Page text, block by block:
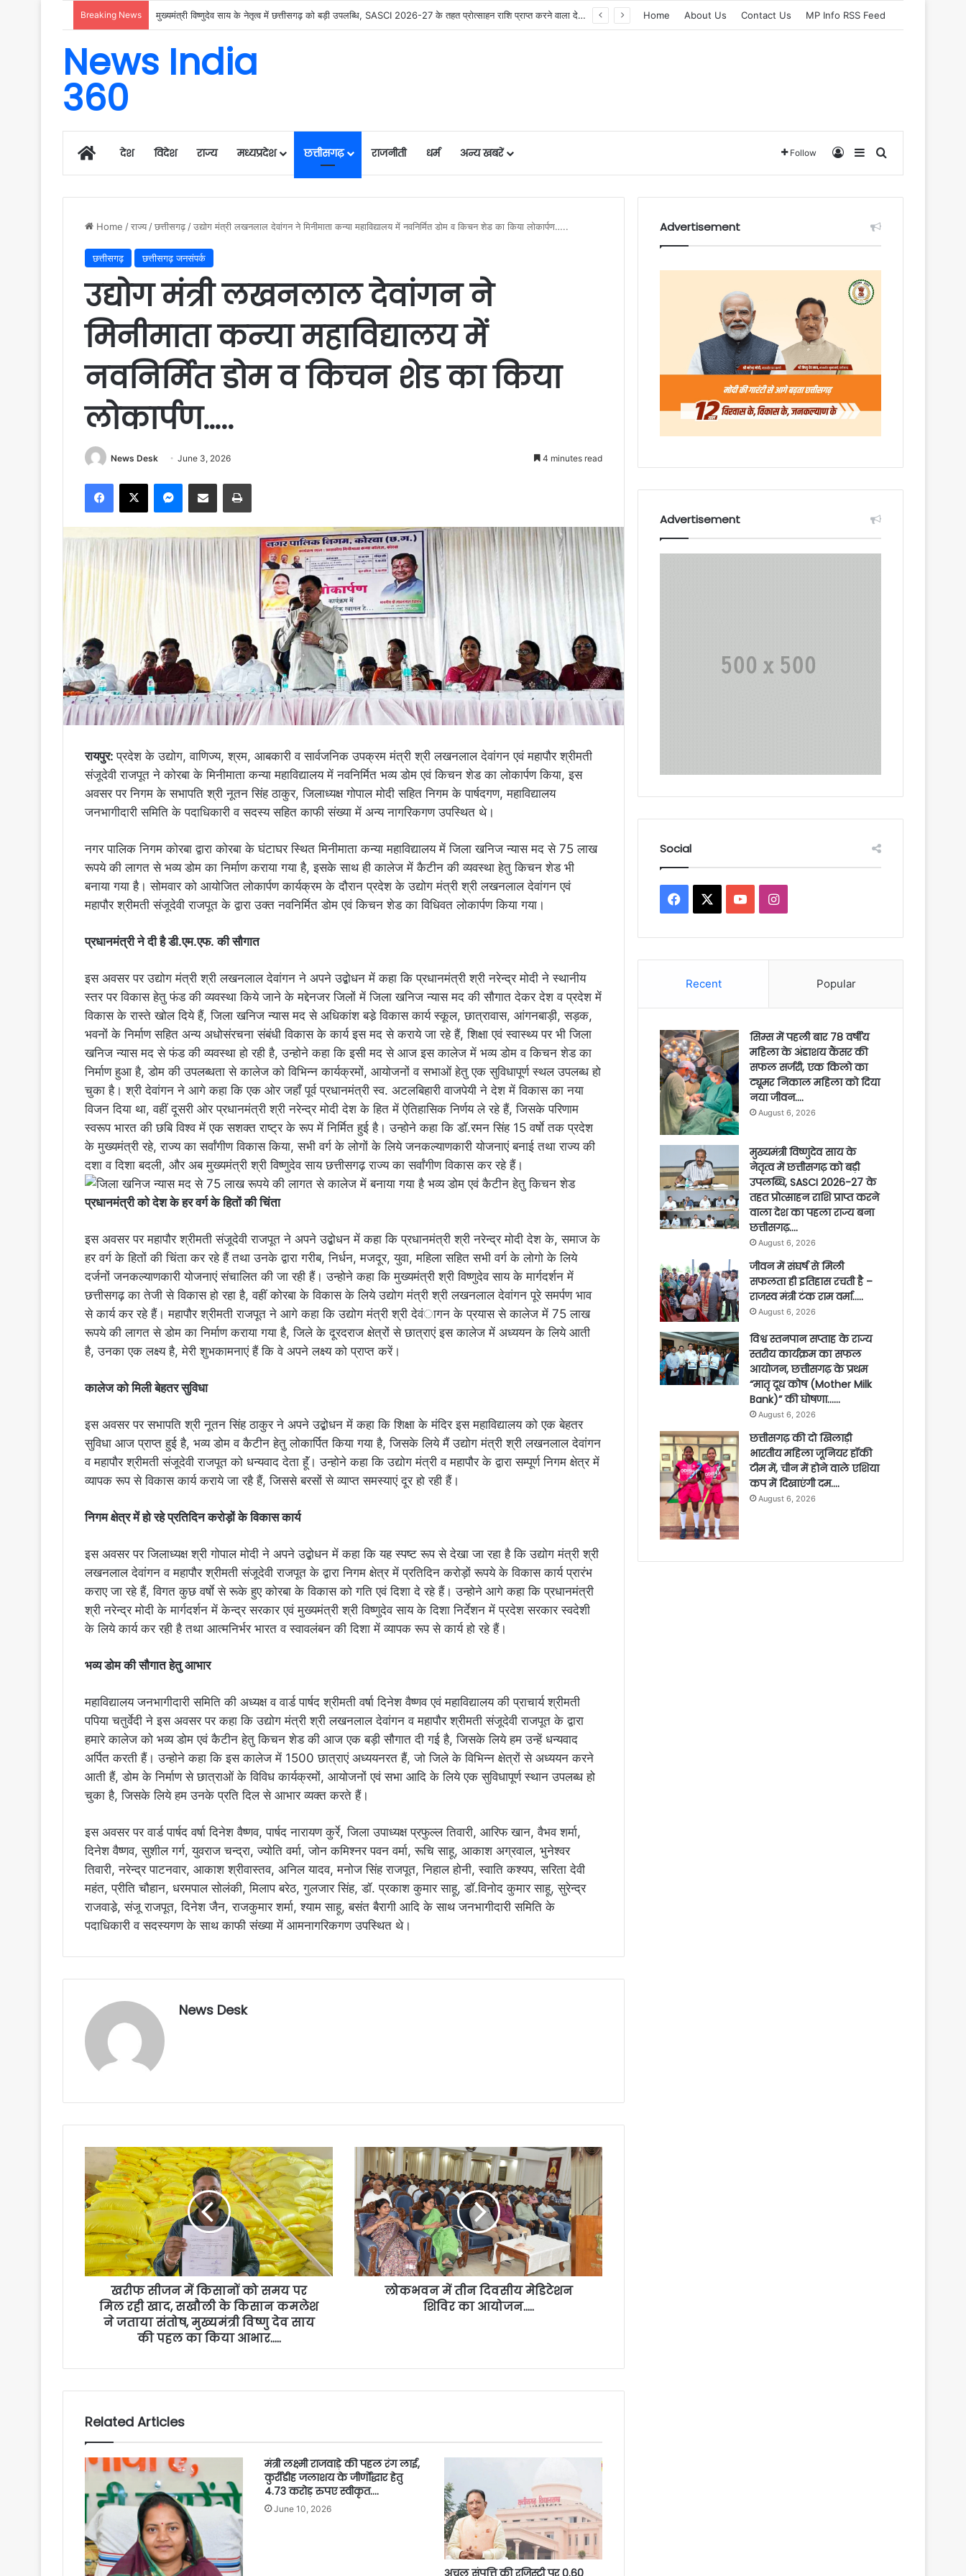
Breaking News मुख्यमंत्री विष्णुदेव साय के नेतृत्व में छत्तीसगढ़ को बड़ी उपलब्धि, SASCI 2026-27 के तहत प्रोत्साहन राशि प्राप्त करने वाला देश का पहला राज्य बना छत्तीसगढ़…. Home About Us Contact Us MP Info RSS Feed
News India
360
Homeदेश विदेश राज्य मध्यप्रदेश छत्तीसगढ़ राजनीती धर्म अन्य खबरें Follow Log InSidebarSearch for
Home /राज्य /छत्तीसगढ़ /उद्योग मंत्री लखनलाल देवांगन ने मिनीमाता कन्या महाविद्यालय में नवनिर्मित डोम व किचन शेड का किया लोकार्पण…..
छत्तीसगढ़ छत्तीसगढ़ जनसंपर्क
उद्योग मंत्री लखनलाल देवांगन ने
मिनीमाता कन्या महाविद्यालय में
नवनिर्मित डोम व किचन शेड का किया
लोकार्पण…..
News Desk June 3, 2026 4 minutes read
Facebook
X Messenger
Share via Email Print
रायपुर:प्रदेश के उद्योग, वाणिज्य, श्रम, आबकारी व सार्वजनिक उपक्रम मंत्री श्री लखनलाल देवांगन एवं महापौर श्रीमती
संजूदेवी राजपूत ने कोरबा के मिनीमाता कन्या महाविद्यालय में नवनिर्मित भव्य डोम एवं किचन शेड का लोकार्पण किया, इस
अवसर पर निगम के सभापति श्री नूतन सिंह ठाकुर, जिलाध्यक्ष गोपाल मोदी सहित निगम के पार्षदगण, महाविद्यालय
जनभागीदारी समिति के पदाधिकारी व सदस्य सहित काफी संख्या में अन्य नागरिकगण उपस्थित थे।
नगर पालिक निगम कोरबा द्वारा कोरबा के घंटाघर स्थित मिनीमाता कन्या महाविद्यालय में जिला खनिज न्यास मद से 75 लाख
रूपये की लागत से भव्य डोम का निर्माण कराया गया है, इसके साथ ही कालेज में कैटीन की व्यवस्था हेतु किचन शेड भी
बनाया गया है। सोमवार को आयोजित लोकार्पण कार्यक्रम के दौरान प्रदेश के उद्योग मंत्री श्री लखनलाल देवांगन एवं
महापौर श्रीमती संजूदेवी राजपूत के द्वारा उक्त नवनिर्मित डोम एवं किचन शेड का विधिवत लोकार्पण किया गया।
प्रधानमंत्री ने दी है डी.एम.एफ. की सौगात
इस अवसर पर उद्योग मंत्री श्री लखनलाल देवांगन ने अपने उद्बोधन में कहा कि प्रधानमंत्री श्री नरेन्द्र मोदी ने स्थानीय
स्तर पर विकास हेतु फंड की व्यवस्था किये जाने के मद्देनजर जिलों में जिला खनिज न्यास मद की सौगात देकर देश व प्रदेश में
विकास के रास्ते खोल दिये हैं, जिला खनिज न्यास मद से अधिकांश बडे़ विकास कार्य स्कूल, छात्रावास, आंगनबाड़ी, सड़क,
भवनों के निर्माण सहित अन्य अधोसंरचना संबंधी विकास के कार्य इस मद से कराये जा रहे हैं, शिक्षा एवं स्वास्थ्य पर भी जिला
खनिज न्यास मद से फंड की व्यवस्था हो रही है, उन्होने कहा कि इसी मद से आज इस कालेज में भव्य डोम व किचन शेड का
निर्माण हुआ है, डोम की उपलब्धता से कालेज को विभिन्न कार्यक्रमों, आयोजनों व सभाओं हेतु एक सुविधापूर्ण स्थल उपलब्ध हो
चुका है। श्री देवांगन ने आगे कहा कि एक ओर जहॉं पूर्व प्रधानमंत्री स्व. अटलबिहारी वाजपेयी ने देश में विकास का नया
विजन दिया था, वहीं दूसरी ओर प्रधानमंत्री श्री नरेन्द्र मोदी देश के हित में ऐतिहासिक निर्णय ले रहे हैं, जिसके परिणाम
स्वरूप भारत की छबि विश्व में एक सशक्त राष्ट्र के रूप में निर्मित हुई है। उन्होने कहा कि डॉ.रमन सिंह 15 वर्षाे तक प्रदेश
के मुख्यमंत्री रहे, राज्य का सर्वांगीण विकास किया, सभी वर्ग के लोगों के लिये जनकल्याणकारी योजनाएं बनाई तथा राज्य की
दशा व दिशा बदली, और अब मुख्यमंत्री श्री विष्णुदेव साय छत्तीसगढ़ राज्य का सर्वांगीण विकास कर रहे हैं।
प्रधानमंत्री को देश के हर वर्ग के हितों की चिंता
इस अवसर पर महापौर श्रीमती संजूदेवी राजपूत ने अपने उद्बोधन में कहा कि प्रधानमंत्री श्री नरेन्द्र मोदी देश के, समाज के
हर वर्ग के हितों की चिंता कर रहे हैं तथा उनके द्वारा गरीब, निर्धन, मजदूर, युवा, महिला सहित सभी वर्ग के लोगो के लिये
दर्जनों जनकल्याणकारी योजनाएं संचालित की जा रही हैं। उन्होने कहा कि मुख्यमंत्री श्री विष्णुदेव साय के मार्गदर्शन में
छत्तीसगढ़ का तेजी से विकास हो रहा है, वहीं कोरबा के विकास के लिये उद्योग मंत्री श्री लखनलाल देवांगन पूरे समर्पण भाव
से कार्य कर रहे हैं। महापौर श्रीमती राजपूत ने आगे कहा कि उद्योग मंत्री श्री देवंागन के प्रयास से कालेज में 75 लाख
रूपये की लागत से डोम का निर्माण कराया गया है, जिले के दूरदराज क्षेत्रों से छात्राएं इस कालेज में अध्ययन के लिये आती
है, उनका एक लक्ष्य है, मेरी शुभकामनाएं हैं कि वे अपने लक्ष्य को प्राप्त करें।
कालेज को मिली बेहतर सुविधा
इस अवसर पर सभापति श्री नूतन सिंह ठाकुर ने अपने उद्बोधन में कहा कि शिक्षा के मंदिर इस महाविद्यालय को एक बेहतर
सुविधा आज प्राप्त हुई है, भव्य डोम व कैटीन हेतु लोकार्पित किया गया है, जिसके लिये मैं उद्योग मंत्री श्री लखनलाल देवांगन
व महापौर श्रीमती संजूदेवी राजपूत को धन्यवाद देता हूॅं। उन्होने कहा कि उद्योग मंत्री व महापौर के द्वारा सम्पूर्ण निगम क्षेत्र में
व्यापक रूप से विकास कार्य कराये जा रहै हैं, जिससे बरसों से व्याप्त समस्याएं दूर हो रही हैं।
निगम क्षेत्र में हो रहे प्रतिदिन करोड़ों के विकास कार्य
इस अवसर पर जिलाध्यक्ष श्री गोपाल मोदी ने अपने उद्बोधन में कहा कि यह स्पष्ट रूप से देखा जा रहा है कि उद्योग मंत्री श्री
लखनलाल देवांगन व महापौर श्रीमती संजूदेवी राजपूत के द्वारा निगम क्षेत्र में प्रतिदिन करोड़ों रूपये के विकास कार्य प्रारंभ
कराए जा रहे हैं, विगत कुछ वर्षाे से रूके हुए कोरबा के विकास को गति एवं दिशा दे रहे हैं। उन्होने आगे कहा कि प्रधानमंत्री
श्री नरेन्द्र मोदी के मार्गदर्शन में केन्द्र सरकार एवं मुख्यमंत्री श्री विष्णुदेव साय के दिशा निर्देशन में प्रदेश सरकार स्वदेशी
के लिये कार्य कर रही है तथा आत्मनिर्भर भारत व स्वावलंबन की दिशा में व्यापक रूप से कार्य हो रहे हैं।
भव्य डोम की सौगात हेतु आभार
महाविद्यालय जनभागीदारी समिति की अध्यक्ष व वार्ड पार्षद श्रीमती वर्षा दिनेश वैष्णव एवं महाविद्यालय की प्राचार्य श्रीमती
पपिया चतुर्वेदी ने इस अवसर पर कहा कि उद्योग मंत्री श्री लखनलाल देवांगन व महापौर श्रीमती संजूदेवी राजपूत के द्वारा
हमारे कालेज को भव्य डोम एवं कैटीन हेतु किचन शेड की आज एक बड़ी सौगात दी गई है, जिसके लिये हम उन्हें धन्यवाद
अर्पित करती हैं। उन्होने कहा कि इस कालेज में 1500 छात्राएं अध्ययनरत हैं, जो जिले के विभिन्न क्षेत्रों से अध्ययन करने
आती हैं, डोम के निर्माण से छात्राओं के विविध कार्यक्रमों, आयोजनों एवं सभा आदि के लिये एक सुविधापूर्ण स्थान उपलब्ध हो
चुका है, जिसके लिये हम उनके प्रति दिल से आभार व्यक्त करते हैं।
इस अवसर पर वार्ड पार्षद वर्षा दिनेश वैष्णव, पार्षद नारायण कुर्रे, जिला उपाध्यक्ष प्रफुल्ल तिवारी, आरिफ खान, वैभव शर्मा,
दिनेश वैष्णव, सुशील गर्ग, युवराज चन्द्रा, ज्योति वर्मा, जोन कमिश्नर पवन वर्मा, रूचि साहू, आकाश अग्रवाल, भुनेश्वर
तिवारी, नरेन्द्र पाटनवार, आकाश श्रीवास्तव, अनिल यादव, मनोज सिंह राजपूत, निहाल होनी, स्वाति कश्यप, सरिता देवी
महंत, प्रीति चौहान, धरमपाल सोलंकी, मिलाप बरेठ, गुलजार सिंह, डॉ. प्रकाश कुमार साहू, डॉ.विनोद कुमार साहू, सुरेन्द्र
राजवाडे़, संजू राजपूत, दिनेश जैन, राजकुमार शर्मा, श्याम साहू, बसंत बैरागी आदि के साथ जनभागीदारी समिति के
पदाधिकारी व सदस्यगण के साथ काफी संख्या में आमनागरिकगण उपस्थित थे।
News Desk
खरीफ सीजन में किसानों को समय पर
मिल रही खाद, सखौली के किसान कमलेश
ने जताया संतोष, मुख्यमंत्री विष्णु देव साय
की पहल का किया आभार…..
लोकभवन में तीन दिवसीय मेडिटेशन
शिविर का आयोजन…..
Related Articles
मंत्री लक्ष्मी राजवाड़े की पहल रंग लाई,
कुर्रीडीह जलाशय के जीर्णाेद्धार हेतु
4.73 करोड़ रुपए स्वीकृत….
June 10, 2026
अचल संपत्ति की रजिस्ट्री पर 0.60
Advertisement
Advertisement
Social
Facebook YouTubeInstagram
Recent Popular
सिम्स में पहली बार 78 वर्षीय
महिला के अंडाशय कैंसर की
सफल सर्जरी, एक किलो का
ट्यूमर निकाल महिला को दिया
नया जीवन….
August 6, 2026
मुख्यमंत्री विष्णुदेव साय के
नेतृत्व में छत्तीसगढ़ को बड़ी
उपलब्धि, SASCI 2026-27 के
तहत प्रोत्साहन राशि प्राप्त करने
वाला देश का पहला राज्य बना
छत्तीसगढ़….
August 6, 2026
जीवन में संघर्ष से मिली
सफलता ही इतिहास रचती है –
राजस्व मंत्री टंक राम वर्मा…..
August 6, 2026
विश्व स्तनपान सप्ताह के राज्य
स्तरीय कार्यक्रम का सफल
आयोजन, छत्तीसगढ़ के प्रथम
“मातृ दूध कोष (Mother Milk
Bank)” की घोषणा……
August 6, 2026
छत्तीसगढ़ की दो खिलाड़ी
भारतीय महिला जूनियर हॉकी
टीम में, चीन में होने वाले एशिया
कप में दिखाएंगी दम….
August 6, 2026